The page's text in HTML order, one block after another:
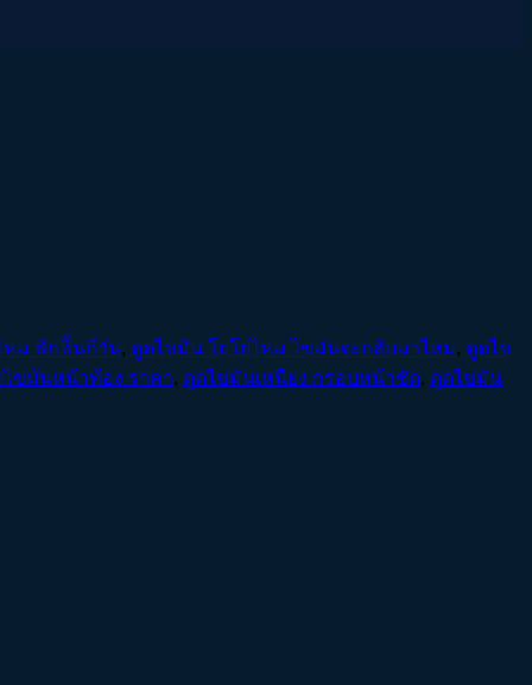
หม พักฟื้นกี่วัน, ดูดไขมัน โยโย่ไหม ไขมันจะกลับมาไหม, ดูดไข
ขมันหน้าท้อง ราคา, ดูดไขมันเหนียง กรอบหน้าชัด, ดูดไขมัน